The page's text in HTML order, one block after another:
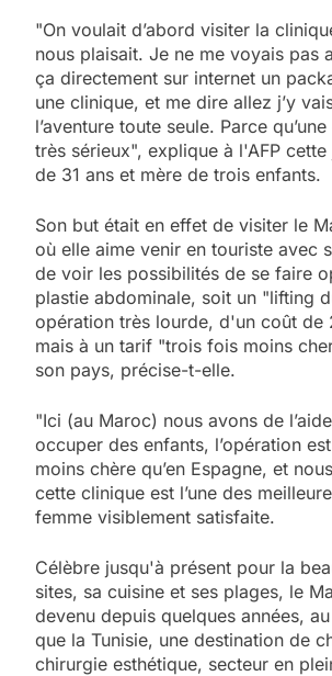
"On voulait d’abord visiter la
nous plaisait. Je ne me voyais pas
ça directement sur internet un
une clinique, et me dire allez j’y
l’aventure toute seule. Parce
très sérieux", explique à l'AFP
de 31 ans et mère de trois enfants.
Son but était en effet de visiter le
où elle aime venir en touriste avec
de voir les possibilités de se faire
plastie abdominale, soit un "lifting
opération très lourde, d'un coût de
mais à un tarif "trois fois moins
son pays, précise-t-elle.
"Ici (au Maroc) nous avons de
occuper des enfants, l’opération
moins chère qu’en Espagne, et
cette clinique est l’une des
femme visiblement satisfaite.
Célèbre jusqu'à présent pour la
sites, sa cuisine et ses plages, le
devenu depuis quelques années,
que la Tunisie, une destination de
chirurgie esthétique, secteur en